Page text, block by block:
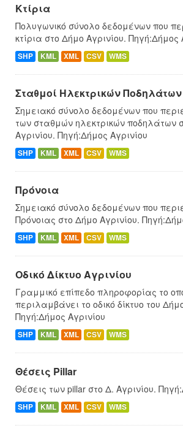
Κτίρια
Πολυγωνικό σύνολο δεδομένων που
κτίρια στο Δήμο Αγρινίου. Πηγή:Δήμος
SHP KML XML CSV WMS
Σταθμοί Ηλεκτρικών Ποδηλάτων
Σημειακό σύνολο δεδομένων που
των σταθμών ηλεκτρικών ποδηλάτων
Αγρινίου. Πηγή:Δήμος Αγρινίου
SHP KML XML CSV WMS
Πρόνοια
Σημειακό σύνολο δεδομένων που
Πρόνοιας στο Δήμο Αγρινίου.
SHP KML XML CSV WMS
Οδικό Δίκτυο Αγρινίου
Γραμμικό επίπεδο πληροφορίας το
περιλαμβάνει το οδικό δίκτυο του
Πηγή:Δήμος Αγρινίου
SHP KML XML CSV WMS
Θέσεις Pillar
Θέσεις των pillar στο Δ. Αγρινίου.
SHP KML XML CSV WMS